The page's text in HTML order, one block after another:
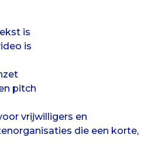
is
is
pitch
vrijwilligers en
die een korte,